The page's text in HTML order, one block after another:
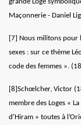
grande Loge
Maçonnerie - Daniel
[7]
Nous militons pour
sexes : sur ce thème
code des femmes ».
[8] Schœlcher, Victor
membre des Loges «
d’Hiram » toutes à